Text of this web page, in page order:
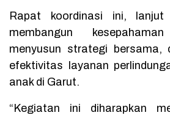
Rapat koordinasi ini, lanjut
membangun
menyusun strategi bersama,
efektivitas layanan
anak di Garut.
“Kegiatan ini diharapkan